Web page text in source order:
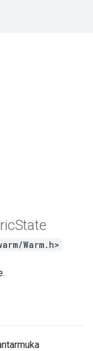
State
Warm.h>